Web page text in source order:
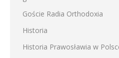
Goście Radia Orthodoxia
Historia
Historia Prawosławia w